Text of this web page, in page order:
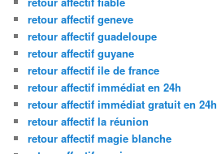
retour affectif geneve
retour affectif guadeloupe
retour affectif guyane
retour affectif ile de france
retour affectif immédiat en 24h
retour affectif immédiat gratuit en 24h
retour affectif la réunion
retour affectif magie blanche